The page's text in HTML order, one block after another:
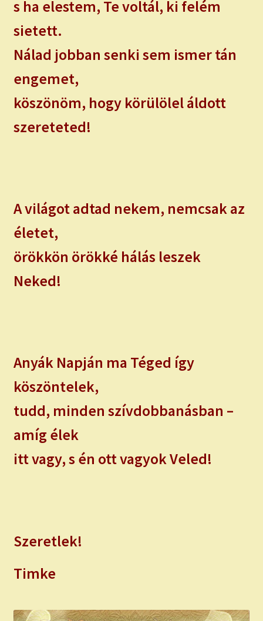
s ha elestem, Te voltál, ki felém
sietett.
Nálad jobban senki sem ismer tán
engemet,
köszönöm, hogy körülölel áldott
szereteted!
A világot adtad nekem, nemcsak az
életet,
örökkön örökké hálás leszek
Neked!
Anyák Napján ma Téged így
köszöntelek,
tudd, minden szívdobbanásban –
amíg élek
itt vagy, s én ott vagyok Veled!
Szeretlek!
Timke